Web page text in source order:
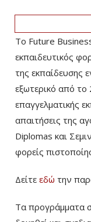
Το Future
εκπαιδευτικός
της εκπαίδευσης
εξωτερικό από
επαγγελματικής
απαιτήσεις της
Diplomas και
φορείς
Δείτε εδώ την
Τα προγράμματα